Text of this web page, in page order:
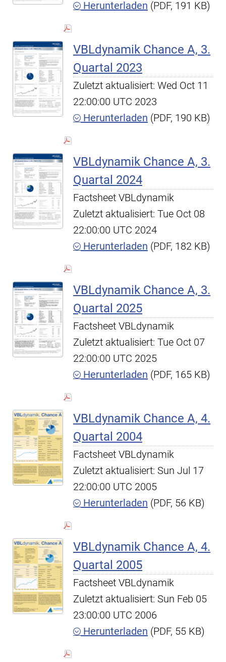
Herunterladen (PDF, 191 KB)
VBLdynamik Chance A, 3.
Quartal 2023
Zuletzt aktualisiert: Wed Oct 11
22:00:00 UTC 2023
Herunterladen (PDF, 190 KB)
VBLdynamik Chance A, 3.
Quartal 2024
Factsheet VBLdynamik
Zuletzt aktualisiert: Tue Oct 08
22:00:00 UTC 2024
Herunterladen (PDF, 182 KB)
VBLdynamik Chance A, 3.
Quartal 2025
Factsheet VBLdynamik
Zuletzt aktualisiert: Tue Oct 07
22:00:00 UTC 2025
Herunterladen (PDF, 165 KB)
VBLdynamik Chance A, 4.
Quartal 2004
Factsheet VBLdynamik
Zuletzt aktualisiert: Sun Jul 17
22:00:00 UTC 2005
Herunterladen (PDF, 56 KB)
VBLdynamik Chance A, 4.
Quartal 2005
Factsheet VBLdynamik
Zuletzt aktualisiert: Sun Feb 05
23:00:00 UTC 2006
Herunterladen (PDF, 55 KB)